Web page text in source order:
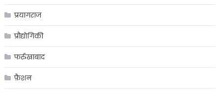
प्रयागराज
प्रौद्योगिकी
फर्रुखाबाद
फ़ैशन